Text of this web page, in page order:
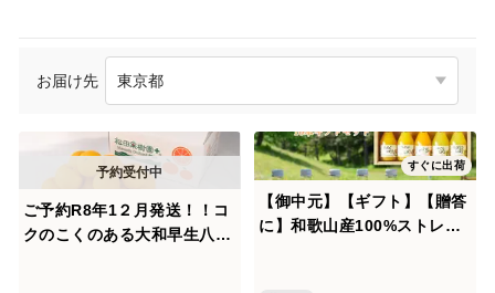
お届け先
ご予約R8年1２月発送！！コ
クのこくのある大和早生八朔
すぐに出荷
【御中元】【ギフト】【贈答
に】和歌山産100%ストレー